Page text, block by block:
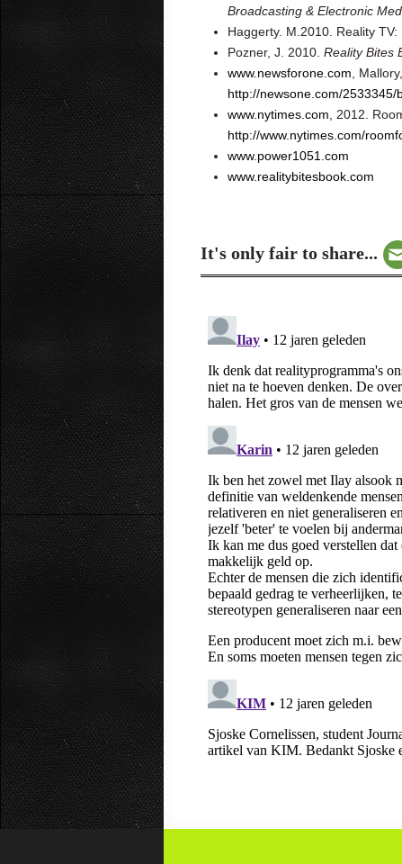
Broadcasting & Electronic
Haggerty. M.2010. Reality
Pozner, J. 2010. Reality Bites
www.newsforone.com ,
http://newsone.com/2533345/
www.nytimes.com , 2012.
http://www.nytimes.com/
www.power1051.com
www.realitybitesbook.com
It's only fair to share...